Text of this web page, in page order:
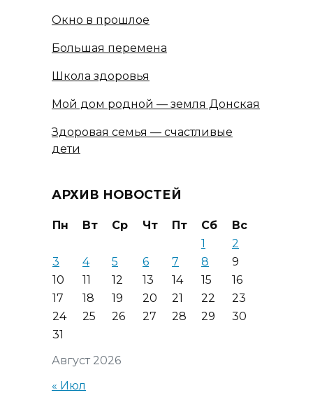
Окно в прошлое
Большая перемена
Школа здоровья
Мой дом родной — земля Донская
Здоровая семья — счастливые
дети
АРХИВ НОВОСТЕЙ
Август 2026
Пн Вт Ср Чт Пт Сб
Вс
1
2
3
4 5 6 7 8
9
10
11 12 13 14 15
16
17
18 19 20 21 22
23
24
25 26 27 28 29
30
31
« Июл